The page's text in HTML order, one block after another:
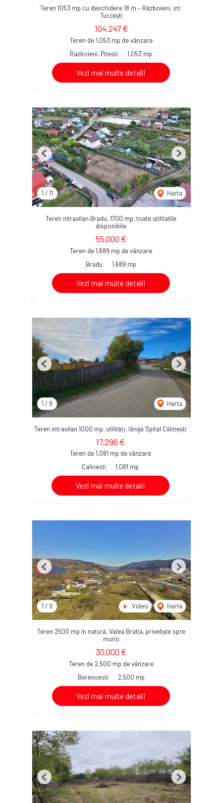
Teren 1053 mp cu deschidere 18 m – Războieni, str.
Turcești
104,247 €
Teren de 1,053 mp de vânzare
Razboieni, Pitesti
1,053 mp
Vezi mai multe detalii
1 / 11 Harta
Previous Next
Teren intravilan Bradu, 1700 mp, toate utilitatile
disponibile
55,000 €
Teren de 1,689 mp de vânzare
Bradu
1,689 mp
Vezi mai multe detalii
1 / 8 Harta
Previous Next
Teren intravilan 1000 mp, utilități, lângă Spital Călinești
17,296 €
Teren de 1,081 mp de vânzare
Calinesti
1,081 mp
Vezi mai multe detalii
1 / 9 Video Harta
Previous Next
Teren 2500 mp în natură, Valea Bratia, priveliște spre
munți
30,000 €
Teren de 2,500 mp de vânzare
Berevoesti
2,500 mp
Vezi mai multe detalii
Previous Next